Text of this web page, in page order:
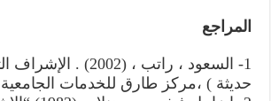
المراجع
1- السعود ، راتب ،
حديثة ) ،مركز طارق للخدمات